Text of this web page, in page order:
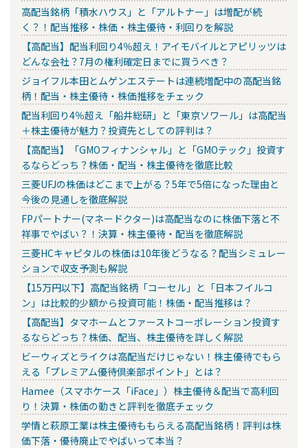
高配当銘柄「積水ハウス」と「アルトナー」は増配が続
く？！配当推移・株価・株主優待・利回りを解説
【高配当】配当利回り4％超え！アイモバイルとアピリッツは
どんな会社？7月の権利確定日までに買うべき？
ジョイフル本田とムゲンエステートは連続増配中の高配当銘
柄！配当・株主優待・株価推移をチェック
配当利回り4％超え「船井総研」と「東京ソワール」は高配当
＋株主優待が魅力？投資先としての評判は？
【高配当】「GMOフィナンシャル」と「GMOテック」投資す
るならどっち？株価・配当・株主優待を徹底比較
三菱UFJの株価はどこまで上がる？5年で5倍になった理由と
今後の見通しを徹底解説
FPパートナー(マネードクター)は高配当なのに株価下落と不
祥事でやばい？！決算・株主優待・配当を徹底解説
三菱HCキャピタルの株価は10年後どうなる？配当シミュレー
ションで収支予測も解説
【15万円以下】高配当銘柄「コーセル」と「日本フイルコ
ン」は比較的少額から投資可能！株価・配当推移は？
【高配当】タマホームとファーストコーポレーション投資す
るならどっち？株価、配当、株主優待を詳しく解説
ビーウィズとライクは高配当だけじゃない！株主優待でもら
える「プレミアム優待倶楽部ポイント」とは？
Hamee（スマホケース「iFace」）株主優待＆配当で高利回
り！決算・株価の動きと評判を徹底チェック
学情と萩原工業は株主優待ももらえる高配当銘柄！評判は株
価下落・優待廃止でやばいって本当？